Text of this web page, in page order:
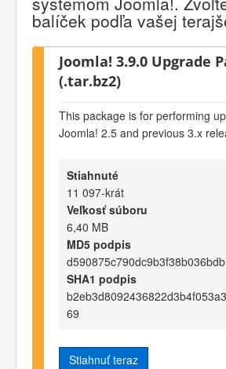
balíček podľa vašej
Joomla! 3.9.0 Upgrade
(.tar.bz2)
This package is for performing
Joomla! 2.5 and previous 3.x
Stiahnuté
11 097-krát
Veľkosť súboru
6,40 MB
MD5 podpis
SHA1 podpis
69
Stiahnuť teraz